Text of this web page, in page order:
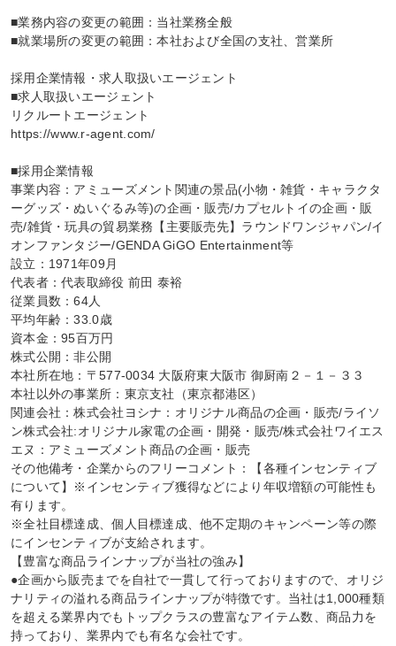
■業務内容の変更の範囲：当社業務全般
■就業場所の変更の範囲：本社および全国の支社、営業所
採用企業情報・求人取扱いエージェント
■求人取扱いエージェント
リクルートエージェント
https://www.r-agent.com/
■採用企業情報
事業内容：アミューズメント関連の景品(小物・雑貨・キャラクタ
ーグッズ・ぬいぐるみ等)の企画・販売/カプセルトイの企画・販
売/雑貨・玩具の貿易業務【主要販売先】ラウンドワンジャパン/イ
オンファンタジー/GENDA GiGO Entertainment等
設立：1971年09月
代表者：代表取締役 前田 泰裕
従業員数：64人
平均年齢：33.0歳
資本金：95百万円
株式公開：非公開
本社所在地：〒577-0034 大阪府東大阪市 御厨南２－１－３３
本社以外の事業所：東京支社（東京都港区）
関連会社：株式会社ヨシナ：オリジナル商品の企画・販売/ライソ
ン株式会社:オリジナル家電の企画・開発・販売/株式会社ワイエス
エヌ：アミューズメント商品の企画・販売
その他備考・企業からのフリーコメント：【各種インセンティブ
について】※インセンティブ獲得などにより年収増額の可能性も
有ります。
※全社目標達成、個人目標達成、他不定期のキャンペーン等の際
にインセンティブが支給されます。
【豊富な商品ラインナップが当社の強み】
●企画から販売までを自社で一貫して行っておりますので、オリジ
ナリティの溢れる商品ラインナップが特徴です。当社は1,000種類
を超える業界内でもトップクラスの豊富なアイテム数、商品力を
持っており、業界内でも有名な会社です。